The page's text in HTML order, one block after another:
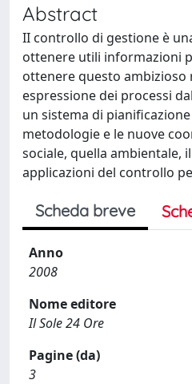
Abstract
II controllo di gestione è
ottenere utili informazioni
ottenere questo ambizioso
espressione dei processi
un sistema di
metodologie e le nuove
sociale, quella ambientale,
applicazioni del controllo
Scheda breve
Anno
2008
Nome editore
Il Sole 24 Ore
Pagine (da)
3